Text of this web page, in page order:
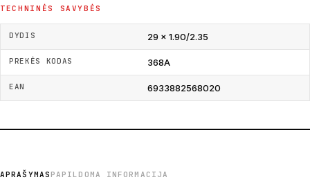
TECHNINĖS SAVYBĖS
DYDIS 29 × 1.90/2.35
PREKĖS KODAS 368A
EAN 6933882568020
APRAŠYMAS PAPILDOMA INFORMACIJA